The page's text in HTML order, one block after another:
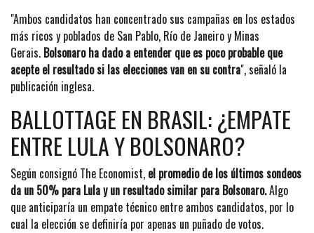
"Ambos candidatos han concentrado sus campañas en los estados
más ricos y poblados de San Pablo, Río de Janeiro y Minas
Gerais. Bolsonaro ha dado a entender que es poco probable que
acepte el resultado si las elecciones van en su contra", señaló la
publicación inglesa.
BALLOTTAGE EN BRASIL: ¿EMPATE
ENTRE LULA Y BOLSONARO?
Según consignó The Economist, el promedio de los últimos sondeos
da un 50% para Lula y un resultado similar para Bolsonaro.Algo
que anticiparía un empate técnico entre ambos candidatos, por lo
cual la elección se definiría por apenas un puñado de votos.